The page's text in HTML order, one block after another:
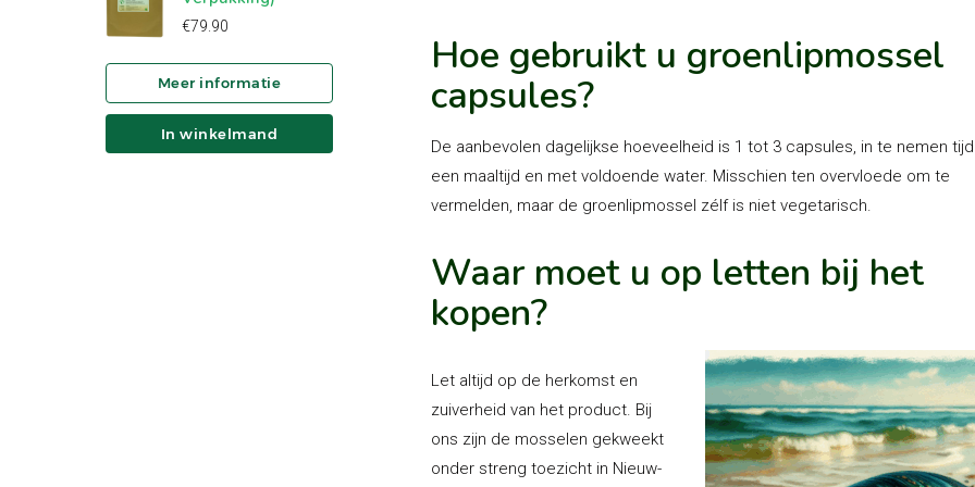
€79.90
In winkelmand
Hoe gebruikt u groenlipmossel
capsules?
De aanbevolen dagelijkse hoeveelheid is 1 tot 3 capsules, in te nemen
een maaltijd en met voldoende water. Misschien ten overvloede om te
vermelden, maar de groenlipmossel zélf is niet vegetarisch.
Waar moet u op letten bij het
kopen?
Let altijd op de herkomst en
zuiverheid van het product. Bij
ons zijn de mosselen gekweekt
onder streng toezicht in Nieuw-